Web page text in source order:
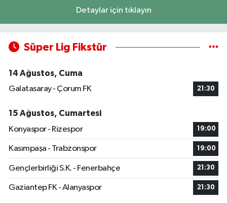
Detaylar için tıklayın
Süper Lig Fikstür
14 Ağustos, Cuma
Galatasaray - Çorum FK
21:30
15 Ağustos, Cumartesi
Konyaspor - Rizespor
19:00
Kasımpaşa - Trabzonspor 19:00
Gençlerbirliği S.K. - Fenerbahçe 21:30
Gaziantep FK - Alanyaspor 21:30